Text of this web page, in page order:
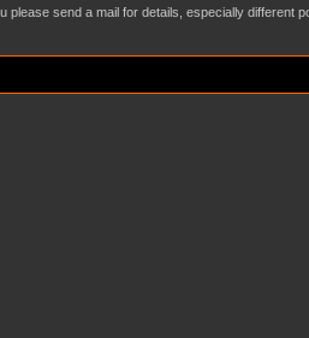
send a mail for details, especially different